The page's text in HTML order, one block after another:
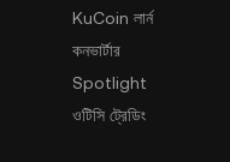
KuCoin লার্ন
কনভার্টার
Spotlight
ওটিসি ট্রেডিং